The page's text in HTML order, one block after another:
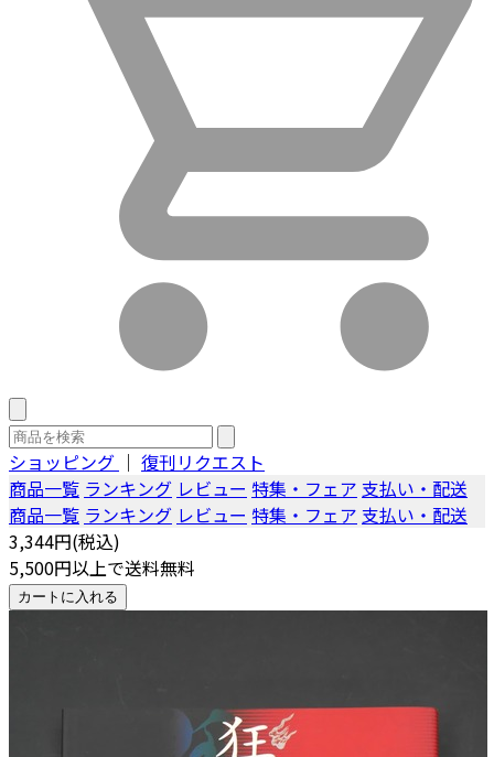
ショッピング ｜ 復刊リクエスト
商品一覧 ランキング レビュー 特集・フェア 支払い・配送
商品一覧 ランキング レビュー 特集・フェア 支払い・配送
3,344円(税込)
5,500円以上で送料無料
カートに入れる